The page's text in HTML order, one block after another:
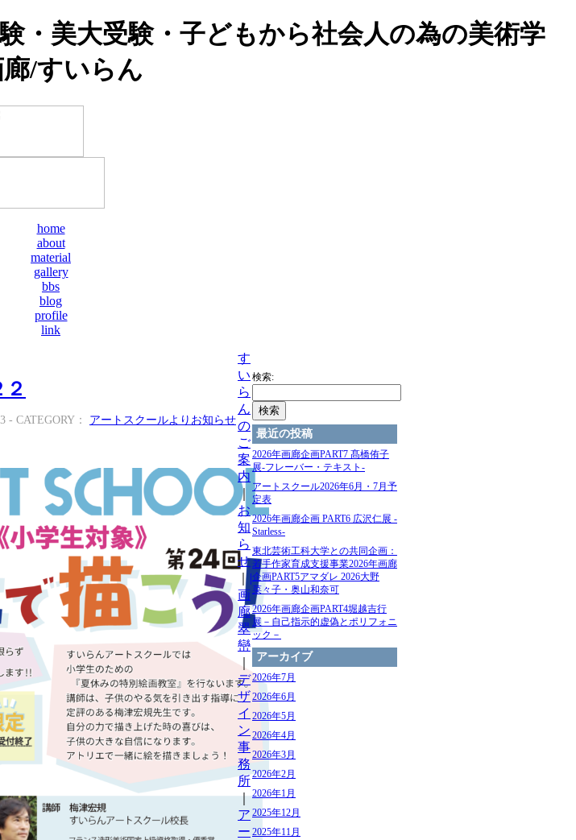
・美大受験・子どもから社会人の為の美術学
/すいらん
home
about
material
gallery
bbs
blog
profile
link
- CATEGORY： アートスクールよりお知らせ
検索:
最近の投稿
2026年画廊企画PART7 髙橋侑⼦
展-フレーバー・テキスト-
アートスクール2026年6月・7月予
定表
2026年画廊企画 PART6 広沢仁展 -
Starless-
東北芸術⼯科⼤学との共同企画：
若⼿作家育成⽀援事業2026年画廊
企画PART5アマダレ 2026⼤野
菜々⼦・奥⼭和奈可
2026年画廊企画PART4堀越吉行
展－自己指示的虚偽とポリフォニ
ック－
アーカイブ
2026年7月
2026年6月
2026年5月
2026年4月
2026年3月
2026年2月
2026年1月
2025年12月
2025年11月
す
い
ら
ん
の
ご
案
内
｜
お
知
ら
せ
｜ |
画
廊
翠
巒
デ
ザ
イ
ン
事
務
所
｜
ア
ー